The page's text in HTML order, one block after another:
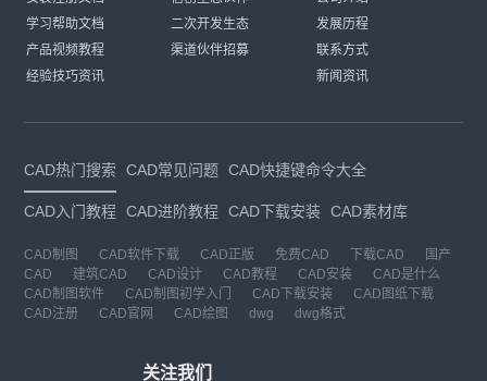
学习帮助文档
产品视频教程
经验技巧资讯
二次开发生态
渠道伙伴招募
发展历程
联系方式
新闻资讯
CAD热门搜索 CAD常见问题 CAD快捷键命令大全
CAD入门教程 CAD进阶教程 CAD下载安装 CAD素材库
CAD制图 CAD软件下载 CAD正版 免费CAD 下载CAD
国产
CAD
建筑CAD CAD设计 CAD教程 CAD安装
CAD是什么
CAD制图软件
CAD制图初学入门 CAD下载安装
CAD图纸下载
CAD注册
CAD官网 CAD绘图 dwg dwg格式
关注我们